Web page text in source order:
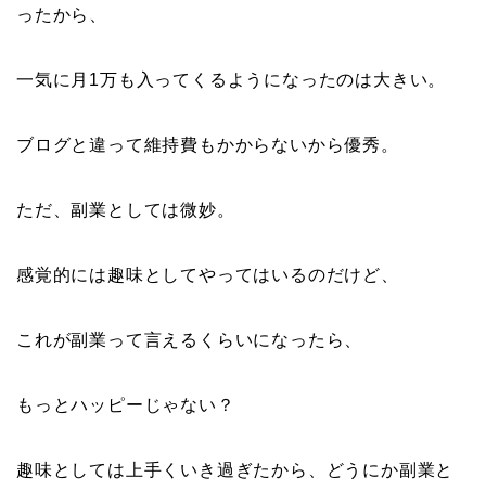
ったから、
一気に月1万も入ってくるようになったのは大きい。
ブログと違って維持費もかからないから優秀。
ただ、副業としては微妙。
感覚的には趣味としてやってはいるのだけど、
これが副業って言えるくらいになったら、
もっとハッピーじゃない？
趣味としては上手くいき過ぎたから、どうにか副業と